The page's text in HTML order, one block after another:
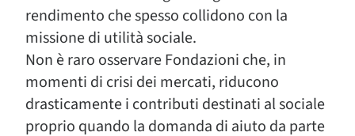
rendimento che spesso collidono con la
missione di utilità sociale.
Non è raro osservare Fondazioni che, in
momenti di crisi dei mercati, riducono
drasticamente i contributi destinati al sociale
proprio quando la domanda di aiuto da parte